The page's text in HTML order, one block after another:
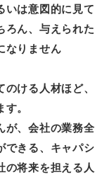
いは意図的に見て
ろん、与えられた
なりません
ける人材ほど、
。
が、会社の業務全
できる、キャパシ
の将来を担える人